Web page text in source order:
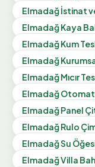
Elmadağİstinat
ElmadağKaya
ElmadağKum
Elmadağ
ElmadağMıcır
Elmadağ
ElmadağPanel
ElmadağRulo
ElmadağSu
ElmadağVilla